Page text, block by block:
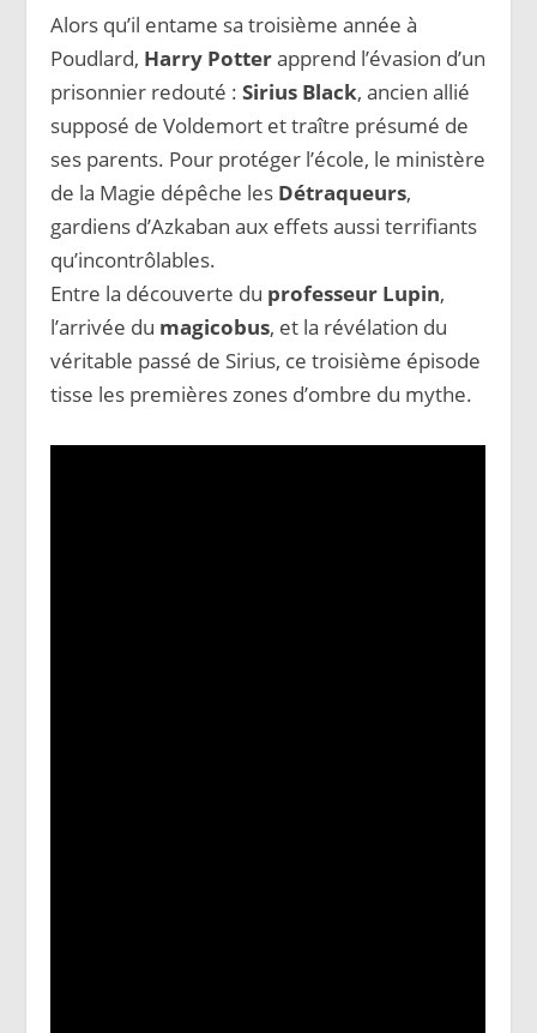
Alors qu’il entame sa troisième année à
Poudlard, Harry Potterapprend l’évasion d’un
prisonnier redouté :Sirius Black, ancien allié
supposé de Voldemort et traître présumé de
ses parents. Pour protéger l’école, le ministère
de la Magie dépêche les Détraqueurs,
gardiens d’Azkaban aux effets aussi terrifiants
qu’incontrôlables.
Entre la découverte du professeur Lupin,
l’arrivée du magicobus, et la révélation du
véritable passé de Sirius, ce troisième épisode
tisse les premières zones d’ombre du mythe.